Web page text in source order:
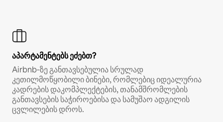
აპარტამენტებს ეძებთ?
Airbnb‑ზე განთავსებულია სრულად
კეთილმოწყობილი ბინები, რომლებიც იდეალურია
კადრების დაკომპლექტების, თანამშრომლების
განთავსების საჭიროებისა და სამუშაო ადგილის
ცვლილების დროს.